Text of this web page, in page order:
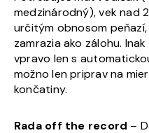
medzinárodný), vek nad
určitým obnosom
zamrazia ako zálohu.
vpravo len s
možno len priprav na
končatiny.
Rada off the record –